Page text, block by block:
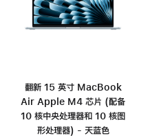
翻新 15 英寸 MacBook
Air Apple M4 芯片 (配备
10 核中央处理器和 10 核图
形处理器) - 天蓝色